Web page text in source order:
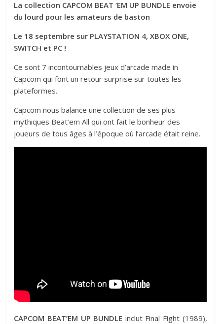
La collection CAPCOM BEAT ‘EM UP BUNDLE envoie
du lourd pour les amateurs de baston
Le 18 septembre sur PLAYSTATION 4, XBOX ONE,
SWITCH et PC !
Ce sont 7 incontournables jeux d’arcade made in
Capcom qui font un retour surprise sur toutes les
plateformes.
Capcom nous balance une collection de ses plus
mythiques Beat’em All qui ont fait le bonheur des
joueurs de tous âges à l’époque où l’arcade était reine.
CAPCOM BEAT’EM UP BUNDLE inclut Final Fight (1989),